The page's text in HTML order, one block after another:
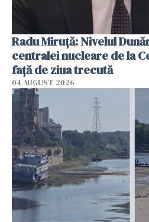
Radu Miruţă: Nivelul
centralei nucleare de la
faţă de ziua trecută
04 AUGUST 2026